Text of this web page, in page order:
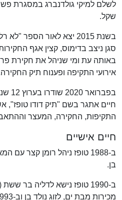
שקל.
בשנת 2015 יצא לאור הספר
סגן ניצב בדימוס, קצין אגף
באותה עת ומי שניהל את חקירת
אירועי התקיפה ופענוח תיק
חיים אתגר בשם "תיק דודו
התקיפות, החקירה, המעצר
חיים אישיים
ב-1988 טופז ניהל רומן קצר
בן.
מכירות מבת ים, לזוג נולד בן וב-1993 התגרשו.